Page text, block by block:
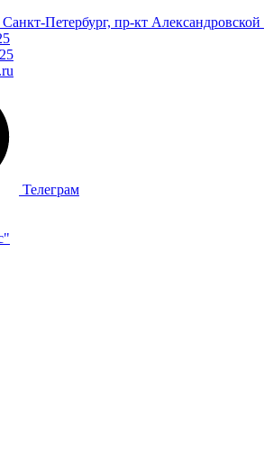
Санкт-Петербург, пр-кт
Телеграм